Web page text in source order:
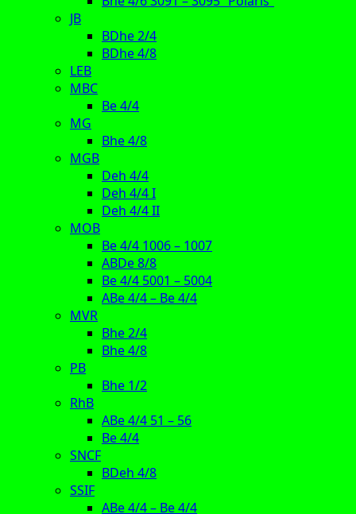
JB
BDhe 2/4
BDhe 4/8
LEB
MBC
Be 4/4
MG
Bhe 4/8
MGB
Deh 4/4
Deh 4/4 I
Deh 4/4 II
MOB
Be 4/4 1006 – 1007
ABDe 8/8
Be 4/4 5001 – 5004
ABe 4/4 – Be 4/4
MVR
Bhe 2/4
Bhe 4/8
PB
Bhe 1/2
RhB
ABe 4/4 51 – 56
Be 4/4
SNCF
BDeh 4/8
SSIF
ABe 4/4 – Be 4/4